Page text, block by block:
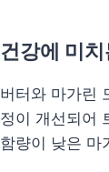
건강에 미
버터와 마가린
정이 개선되어
함량이 낮은 마